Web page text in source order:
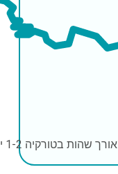
אורך שהות בטורקיה 1-2 ימים